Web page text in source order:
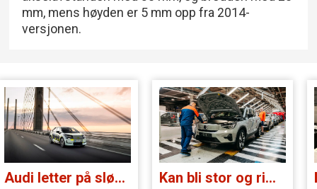
mm, mens høyden er 5 mm opp fra 2014-
versjonen.
Audi letter på sløret: Kan bli stor og rimelig: